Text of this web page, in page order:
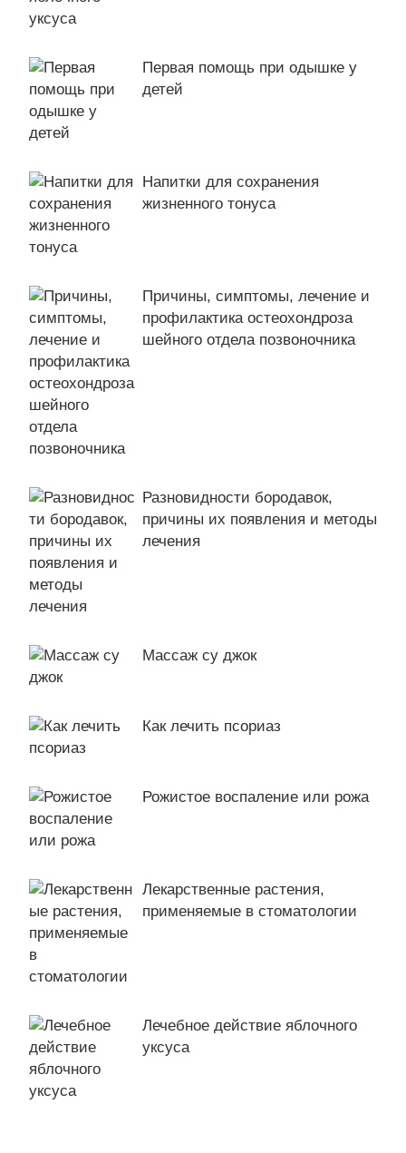
Первая помощь при одышке у
детей
Напитки для сохранения
жизненного тонуса
Причины, симптомы, лечение и
профилактика остеохондроза
шейного отдела позвоночника
Разновидности бородавок,
причины их появления и методы
лечения
Массаж су джок
Как лечить псориаз
Рожистое воспаление или рожа
Лекарственные растения,
применяемые в стоматологии
Лечебное действие яблочного
уксуса